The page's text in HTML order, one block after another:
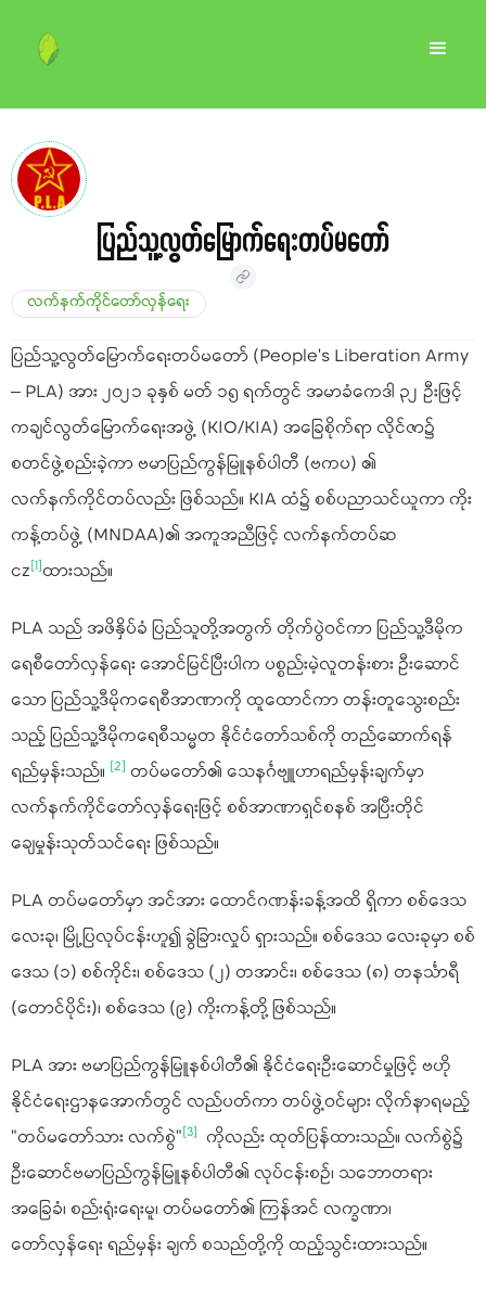
ပြည်သူ့လွတ်မြောက်ရေးတပ်မတော်
လက်နက်ကိုင်တော်လှန်ရေး
ပြည်သူ့လွတ်မြောက်ရေးတပ်မတော် (People’s Liberation Army
– PLA) အား ၂၀၂၁ ခုနှစ် မတ် ၁၅ ရက်တွင် အမာခံကေဒါ ၃၂ ဦးဖြင့်
ကချင်လွတ်မြောက်ရေးအဖွဲ့ (KIO/KIA) အခြေစိုက်ရာ လိုင်ဇာ၌
စတင်ဖွဲ့စည်းခဲ့ကာ ဗမာပြည်ကွန်မြူနစ်ပါတီ (ဗကပ) ၏
လက်နက်ကိုင်တပ်လည်း ဖြစ်သည်။ KIA ထံ၌ စစ်ပညာသင်ယူကာ ကိုး
ကန့်တပ်ဖွဲ့ (MNDAA)၏ အကူအညီဖြင့် လက်နက်တပ်ဆ
ငz[1]ထားသည်။
PLA သည် အဖိနှိပ်ခံ ပြည်သူတို့အတွက် တိုက်ပွဲဝင်ကာ ပြည်သူ့ဒီမိုက
ရေစီတော်လှန်ရေး အောင်မြင်ပြီးပါက ပစ္စည်းမဲ့လူတန်းစား ဦးဆောင်
သော ပြည်သူ့ဒီမိုကရေစီအာဏာကို ထူထောင်ကာ တန်းတူသွေးစည်း
သည့် ပြည်သူ့ဒီမိုကရေစီသမ္မတ နိုင်ငံတော်သစ်ကို တည်ဆောက်ရန်
ရည်မှန်းသည်။ [2] တပ်မတော်၏ သေနင်္ဂဗျူဟာရည်မှန်းချက်မှာ
လက်နက်ကိုင်တော်လှန်ရေးဖြင့် စစ်အာဏာရှင်စနစ် အပြီးတိုင်
ချေမှုန်းသုတ်သင်ရေး ဖြစ်သည်။
PLA တပ်မတော်မှာ အင်အား ထောင်ဂဏန်းခန့်အထိ ရှိကာ စစ်ဒေသ
လေးခု၊ မြို့ပြလုပ်ငန်းဟူ၍ ခွဲခြားလှုပ် ရှားသည်။ စစ်ဒေသ လေးခုမှာ စစ်
ဒေသ (၁) စစ်ကိုင်း၊ စစ်ဒေသ (၂) တအာင်း၊ စစ်ဒေသ (၈) တနင်္သာရီ
(တောင်ပိုင်း)၊ စစ်ဒေသ (၉) ကိုးကန့်တို့ ဖြစ်သည်။
PLA အား ဗမာပြည်ကွန်မြူနစ်ပါတီ၏ နိုင်ငံရေးဦးဆောင်မှုဖြင့် ဗဟို
နိုင်ငံရေးဌာနအောက်တွင် လည်ပတ်ကာ တပ်ဖွဲ့ဝင်များ လိုက်နာရမည့်
"တပ်မတော်သား လက်စွဲ"[3] ကိုလည်း ထုတ်ပြန်ထားသည်။ လက်စွဲ၌
ဦးဆောင်ဗမာပြည်ကွန်မြူနစ်ပါတီ၏ လုပ်ငန်းစဉ်၊ သဘောတရား
အခြေခံ၊ စည်းရုံးရေးမူ၊ တပ်မတော်၏ ကြန်အင် လက္ခဏာ၊
တော်လှန်ရေး ရည်မှန်း ချက် စသည်တို့ကို ထည့်သွင်းထားသည်။